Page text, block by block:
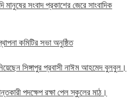
মানুষের সংবাদ প্রকাশের জেরে সাংবাদিক
কমিটির সভা অনুষ্ঠিত
সিঙ্গাপুর প্রবাসী নাঈম আহমেদ বুলবুল।
পদক্ষেপ রক্ষা পেল স্কুলের মাঠ।